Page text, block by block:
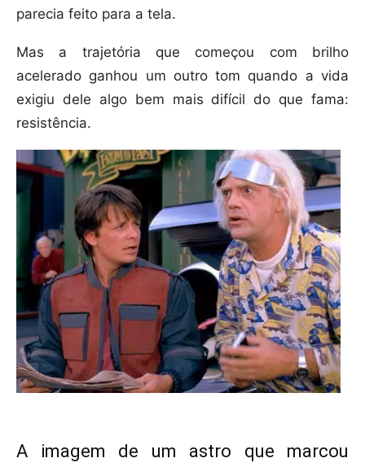
parecia feito para a tela.
Mas a trajetória que começou com brilho
acelerado ganhou um outro tom quando a vida
exigiu dele algo bem mais difícil do que fama:
resistência.
A imagem de um astro que marcou